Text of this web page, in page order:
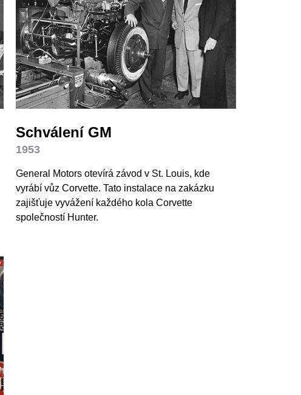
Schválení GM
1953
General Motors otevírá závod v St. Louis, kde
vyrábí vůz Corvette. Tato instalace na zakázku
zajišťuje vyvážení každého kola Corvette
společností Hunter.